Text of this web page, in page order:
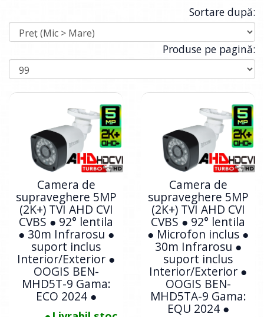
Sortare după:
Produse pe pagină:
Camera de
supraveghere 5MP
(2K+) TVI AHD CVI
CVBS ● 92° lentila
● 30m Infrarosu ●
suport inclus
Interior/Exterior ●
OOGIS BEN-
MHD5T-9 Gama:
ECO 2024 ●
Camera de
supraveghere 5MP
(2K+) TVI AHD CVI
CVBS ● 92° lentila
● Microfon inclus ●
30m Infrarosu ●
suport inclus
Interior/Exterior ●
OOGIS BEN-
MHD5TA-9 Gama:
EQU 2024 ●